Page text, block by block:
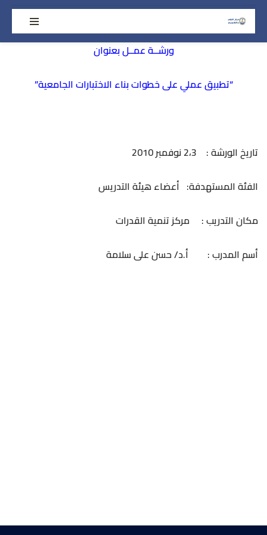
تخطى
ورشــة عمــل بعنوان
“تطبيق عملي على خطوات بناء الاختبارات الجامعية”
تاريخ الورشة : 2،3 نوفمبر 2010
الفئة المستهدفة: أعضاء هيئة التدريس
مكان التدريب : مركز تنمية القدرات
أسم المدرب : أ.د/ حسن على سلامة